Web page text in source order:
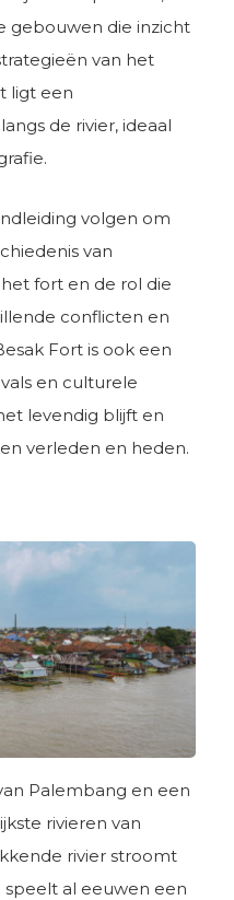
gebouwen die inzicht
van het
ligt een
de rivier, ideaal
volgen om
van
fort en de rol die
conflicten en
Fort is ook een
en culturele
levendig blijft en
verleden en heden.
Palembang en een
rivieren van
rivier stroomt
al eeuwen een